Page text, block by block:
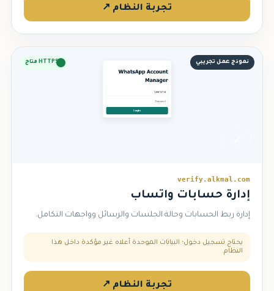
تجربة النظام ↗
نموذج عمل تجريبي HTTPS متاح
verify.alkmal.com
إدارة حسابات واتساب
إدارة ربط الحسابات وحالة الجلسات والرسائل وواجهات التكامل.
يحتاج تسجيل دخول؛ البيانات الموحدة أعلاه غير مؤكدة داخل هذا
النظام.
تجربة النظام ↗